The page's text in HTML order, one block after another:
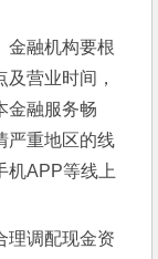
融机构要根
营业时间，
金融服务畅
严重地区的线
机APP等线上
调配现金资